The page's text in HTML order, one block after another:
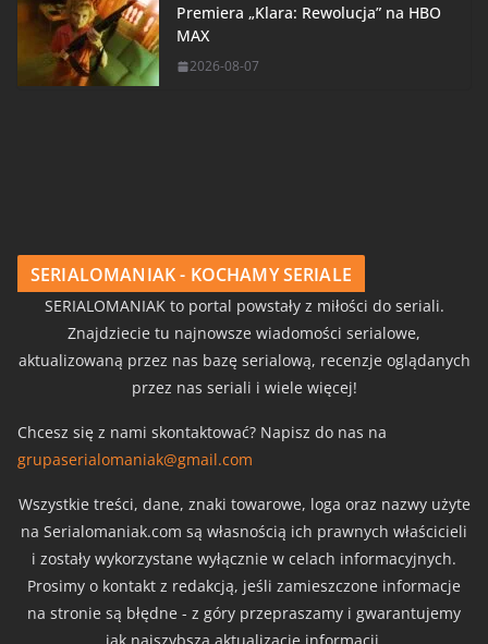
Premiera „Klara: Rewolucja” na HBO
MAX
2026-08-07
SERIALOMANIAK - KOCHAMY SERIALE
SERIALOMANIAK to portal powstały z miłości do seriali.
Znajdziecie tu najnowsze wiadomości serialowe,
aktualizowaną przez nas bazę serialową, recenzje oglądanych
przez nas seriali i wiele więcej!
Chcesz się z nami skontaktować? Napisz do nas na
grupaserialomaniak@gmail.com
Wszystkie treści, dane, znaki towarowe, loga oraz nazwy użyte
na Serialomaniak.com są własnością ich prawnych właścicieli
i zostały wykorzystane wyłącznie w celach informacyjnych.
Prosimy o kontakt z redakcją, jeśli zamieszczone informacje
na stronie są błędne - z góry przepraszamy i gwarantujemy